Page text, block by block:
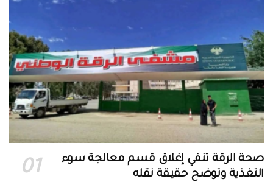
صحة الرقة تنفي إغلاق قسم معالجة سوء
التغذية وتوضح حقيقة نقله